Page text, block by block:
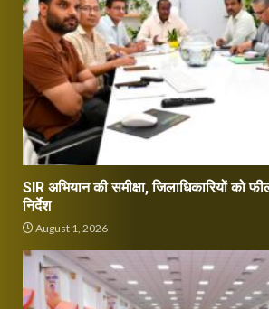
SIR अभियान की समीक्षा, जिलाधिकारियों को
निर्देश
August 1, 2026